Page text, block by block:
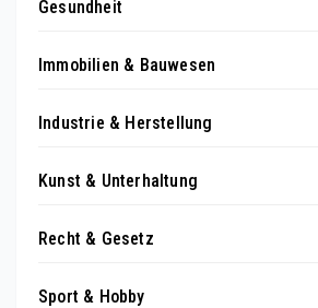
Gesundheit
Immobilien & Bauwesen
Industrie & Herstellung
Kunst & Unterhaltung
Recht & Gesetz
Sport & Hobby